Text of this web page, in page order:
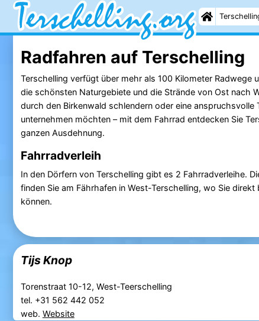
Radfahren auf Terschelling
Terschelling verfügt über mehr als 100 Kilometer Radwege
die schönsten Naturgebiete und die Strände von Ost nach
durch den Birkenwald schlendern oder eine anspruchsvolle
unternehmen möchten – mit dem Fahrrad entdecken Sie
ganzen Ausdehnung.
Fahrradverleih
In den Dörfern von Terschelling gibt es 2 Fahrradverleihe.
finden Sie am Fährhafen in West-Terschelling, wo Sie
können.
Tijs Knop
Torenstraat 10-12, West-Teerschelling
tel. +31 562 442 052
web. Website